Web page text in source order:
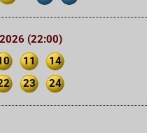
(22:00)
11
14
23 24